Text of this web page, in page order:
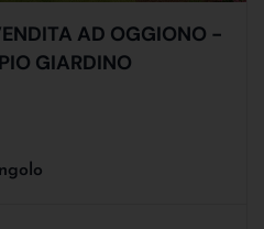
AD OGGIONO -
GIARDINO